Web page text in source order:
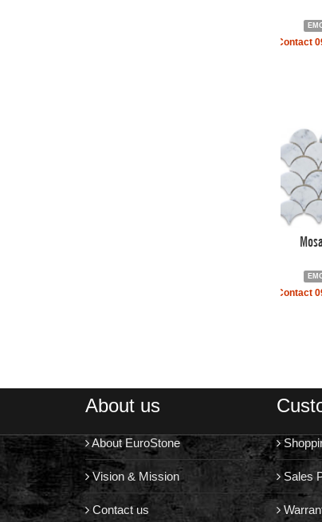
Contact
Contact
About us
About EuroStone
Vision & Mission
Contact us
Sales